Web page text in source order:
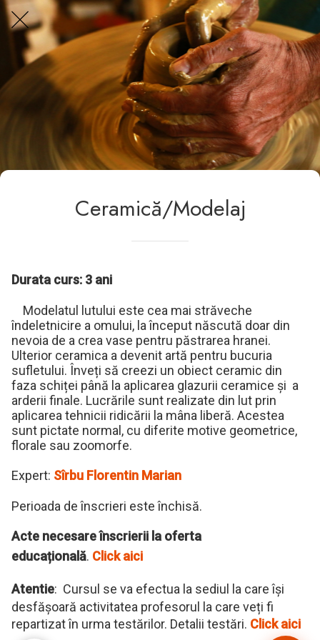
Ceramică/Modelaj
Durata curs: 3 ani
Modelatul lutului este cea mai străveche
îndeletnicire a omului, la început născută doar din
nevoia de a crea vase pentru păstrarea hranei.
Ulterior ceramica a devenit artă pentru bucuria
sufletului. Înveți să creezi un obiect ceramic din
faza schiței până la aplicarea glazurii ceramice și a
arderii finale. Lucrările sunt realizate din lut prin
aplicarea tehnicii ridicării la mâna liberă. Acestea
sunt pictate normal, cu diferite motive geometrice,
florale sau zoomorfe.
Expert: Sîrbu Florentin Marian
Perioada de înscrieri este închisă.
Acte necesare înscrierii la oferta
educațională. Click aici
Atentie: Cursul se va efectua la sediul la care își
desfășoară activitatea profesorul la care veți fi
repartizat în urma testărilor. Detalii testări. Click aici
Centrul Burada 🇷🇴 🇬🇧 🇫🇷 🇺🇦
Asistentul Centrului Cultural Teodor T. Burada